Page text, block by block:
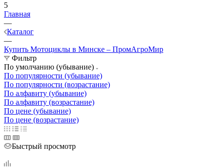
5
Главная
—
Каталог
—
Купить Мотоциклы в Минске – ПромАгроМир
Фильтр
По умолчанию (убывание)
По популярности (убывание)
По популярности (возрастание)
По алфавиту (убывание)
По алфавиту (возрастание)
По цене (убывание)
По цене (возрастание)
Быстрый просмотр